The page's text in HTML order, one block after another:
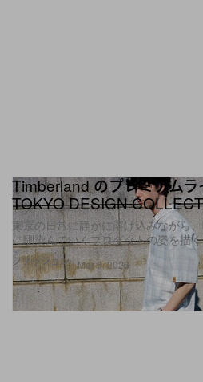
ファッション
Timberland のプレミアム
TOKYO DESIGN
東京の日常に静かに溶け込みながら
に馴染んでいくプロダクトの姿を描く
Mar 5, 2026